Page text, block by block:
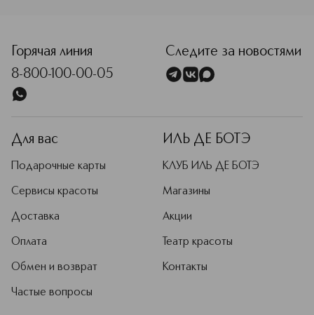
Горячая линия
8-800-100-00-05
Следите за новостями
Для вас
Подарочные карты
Сервисы красоты
Доставка
Оплата
Обмен и возврат
Частые вопросы
ИЛЬ ДЕ БОТЭ
КЛУБ ИЛЬ ДЕ БОТЭ
Магазины
Акции
Театр красоты
Контакты